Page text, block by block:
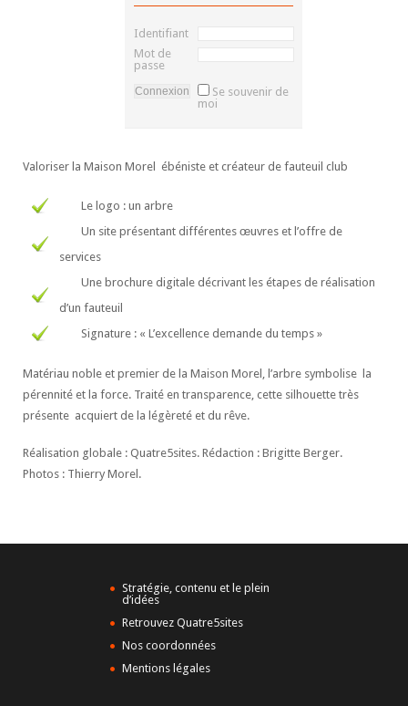
Identifiant
Mot de
passe
Se souvenir de
moi
Valoriser la Maison Morel ébéniste et créateur de fauteuil club
Le logo : un arbre
Un site présentant différentes œuvres et l’offre de
services
Une brochure digitale décrivant les étapes de réalisation
d’un fauteuil
Signature : « L’excellence demande du temps »
Matériau noble et premier de la Maison Morel, l’arbre symbolise la
pérennité et la force. Traité en transparence, cette silhouette très
présente acquiert de la légèreté et du rêve.
Réalisation globale : Quatre5sites. Rédaction : Brigitte Berger.
Photos : Thierry Morel.
Stratégie, contenu et le plein
d’idées
Retrouvez Quatre5sites
Nos coordonnées
Mentions légales